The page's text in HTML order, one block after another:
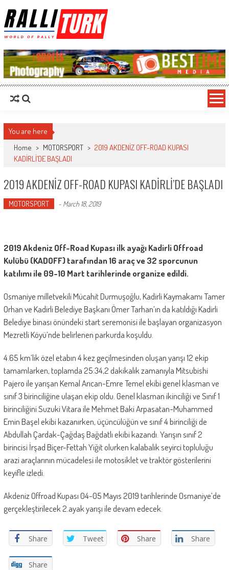
RalliTurk
You are here
Home > MOTORSPORT > 2019 AKDENİZ OFF-ROAD KUPASI
KADİRLİ’DE BAŞLADI
2019 AKDENİZ OFF-ROAD KUPASI KADİRLİ’DE BAŞLADI
MOTORSPORT - March 18, 2019
2019 Akdeniz Off-Road Kupası ilk ayağı Kadirli Offroad
Kulübü (KADOFF) tarafından 16 araç ve 32 sporcunun
katılımı ile 09-10 Mart tarihlerinde organize edildi.
Osmaniye milletvekili Mücahit Durmuşoğlu, Kadirli Kaymakamı Tamer
Orhan ve Kadirli Belediye Başkanı Ömer Tarhan’ın da katıldığı Kadirli
Belediye binası önündeki start seremonisi ile başlayan organizasyon
Mezretli Köyü’nde belirlenen parkurda koşuldu.
4.65 km’lik özel etabın 4 kez geçilmesinden oluşan yarışı 12 ekip
tamamlarken, toplamda 25:34,2 dakikalık zamanıyla Mitsubishi
Pajero ile yarışan Kemal Arıcan-Emre Temel ekibi genel klasman ve
sınıf 3 birinciliğine ulaşan ekip oldu. Genel klasman ikinciliği ve Sınıf 1
birinciliğini Suzuki Vitara ile Mehmet Baki Arpasatan-Muhammed
Emin Başel ekibi kazanırken, üçüncülüğün ve sınıf 4 birinciliği de
Abdullah Çardak-Çağdaş Bağdatlı ekibi kazandı. Yarışın sınıf 2
birincisi İrşad Biçer-Fettah Yiğit olurken kalabalık seyirci topluluğu
arazi araçlarının mücadelesi ile motosiklet ve traktör gösterilerini
keyifle izledi.
Akdeniz Offroad Kupası 04-05 Mayıs 2019 tarihlerinde Osmaniye’de
gerçekleştirilecek 2.ayak yarışı ile devam edecek.
Share Tweet Share Share
Share